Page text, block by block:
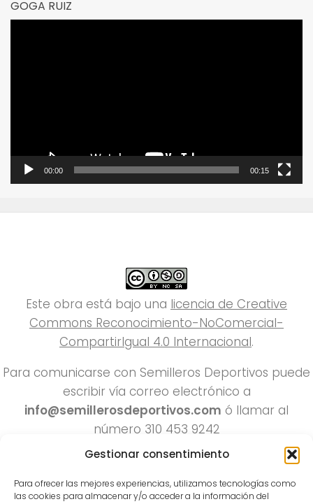
Gestionar consentimiento
Para ofrecer las mejores experiencias, utilizamos tecnologías como
las cookies para almacenar y/o acceder a la información del
GOGA RUIZ
00:00 00:15
Este obra está bajo una licencia de Creative
Commons Reconocimiento-NoComercial-
CompartirIgual 4.0 Internacional.
Para comunicarse con Semilleros Deportivos puede
escribir vía correo electrónico a
info@semillerosdeportivos.com ó llamar al
número 310 453 9242
Pereira-Colombia